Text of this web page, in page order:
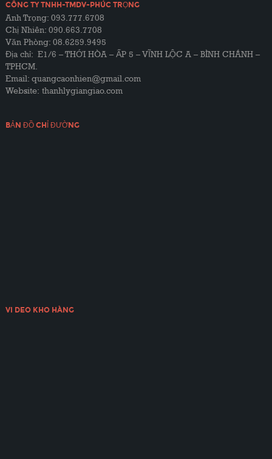
CÔNG TY TNHH-TMDV-PHÚC TRỌNG
Anh Trọng: 093.777.6708
Chị Nhiên: 090.663.7708
Văn Phòng: 08.6259.9495
Địa chỉ: E1/6 – THỚI HÒA – ẤP 5 – VĨNH LỘC A – BÌNH CHÁNH –
TPHCM.
Email: quangcaonhien@gmail.com
Website: thanhlygiangiao.com
BẢN ĐỒ CHỈ ĐƯỜNG
VI DEO KHO HÀNG